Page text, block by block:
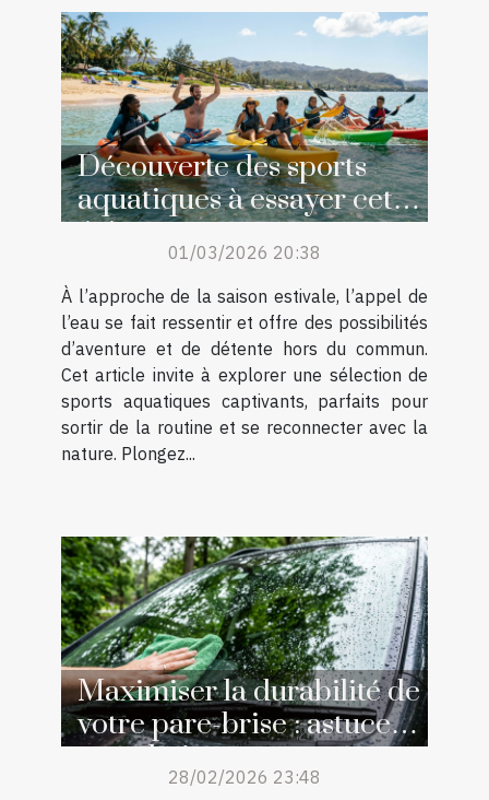
Découverte des sports
aquatiques à essayer cet
été
01/03/2026 20:38
À l’approche de la saison estivale, l’appel de
l’eau se fait ressentir et offre des possibilités
d’aventure et de détente hors du commun.
Cet article invite à explorer une sélection de
sports aquatiques captivants, parfaits pour
sortir de la routine et se reconnecter avec la
nature. Plongez...
Maximiser la durabilité de
votre pare-brise : astuces
et techniques
28/02/2026 23:48